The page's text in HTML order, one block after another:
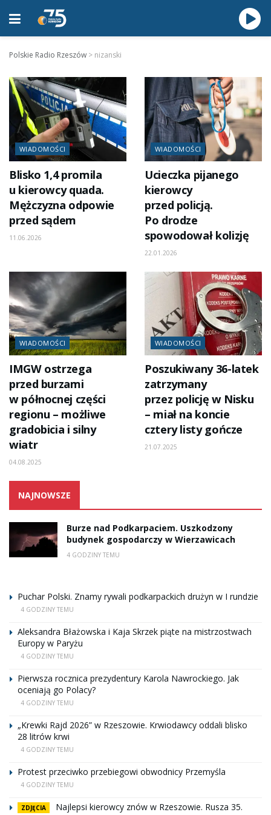
Polskie Radio Rzeszów > nizanski
WIADOMOŚCI
Blisko 1,4 promila
u kierowcy quada.
Mężczyzna odpowie
przed sądem
11.06.2026
WIADOMOŚCI
Ucieczka pijanego
kierowcy
przed policją.
Po drodze
spowodował kolizję
22.01.2026
WIADOMOŚCI
IMGW ostrzega
przed burzami
w północnej części
regionu – możliwe
gradobicia i silny
wiatr
04.08.2025
WIADOMOŚCI
Poszukiwany 36-latek
zatrzymany
przez policję w Nisku
– miał na koncie
cztery listy gończe
21.07.2025
NAJNOWSZE
Burze nad Podkarpaciem. Uszkodzony
budynek gospodarczy w Wierzawicach
4 GODZINY TEMU
Puchar Polski. Znamy rywali podkarpackich drużyn w I rundzie
4 GODZINY TEMU
Aleksandra Błażowska i Kaja Skrzek piąte na mistrzostwach
Europy w Paryżu
4 GODZINY TEMU
Pierwsza rocznica prezydentury Karola Nawrockiego. Jak
oceniają go Polacy?
4 GODZINY TEMU
„Krewki Rajd 2026” w Rzeszowie. Krwiodawcy oddali blisko
28 litrów krwi
4 GODZINY TEMU
Protest przeciwko przebiegowi obwodnicy Przemyśla
4 GODZINY TEMU
ZDJĘCIA
Najlepsi kierowcy znów w Rzeszowie. Rusza 35.